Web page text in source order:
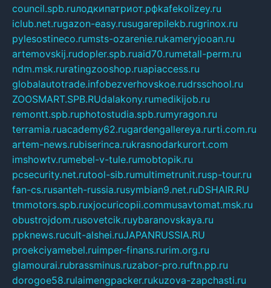
council.spb.ruлодкипатриот.рфkafekolizey.ru
iclub.net.rugazon-easy.rusugarepilekb.rugrinox.ru
pylesostineco.rumsts-ozarenie.rukameryjooan.ru
artemovskij.rudopler.spb.ruaid70.rumetall-perm.ru
ndm.msk.ruratingzooshop.ruapiaccess.ru
globalautotrade.infobezverhovskoe.rudrsschool.ru
ZOOSMART.SPB.RUdalakony.rumedikijob.ru
remontt.spb.ruphotostudia.spb.rumyragon.ru
terramia.ruacademy62.rugardengallereya.rurti.com.ru
artem-news.rubiserinca.rukrasnodarkurort.com
imshowtv.rumebel-v-tule.rumobtopik.ru
pcsecurity.net.rutool-sib.rumultimetrunit.rusp-tour.ru
fan-cs.rusanteh-russia.rusymbian9.net.ruDSHAIR.RU
tmmotors.spb.ruxjocuricopii.commusavtomat.msk.ru
obustrojdom.rusovetcik.ruybaranovskaya.ru
ppknews.rucult-alshei.ruJAPANRUSSIA.RU
proekciyamebel.ruimper-finans.rurim.org.ru
glamourai.rubrassminus.ruzabor-pro.ruftn.pp.ru
dorogoe58.rulaimengpacker.rukuzova-zapchasti.ru